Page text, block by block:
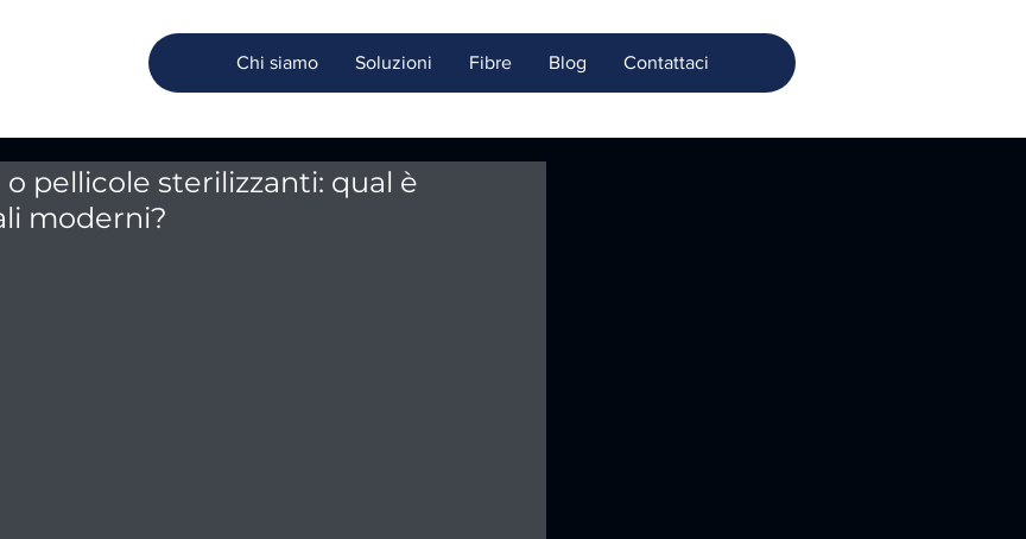
Chi siamo Soluzioni Fibre Blog Contattaci
pellicole sterilizzanti: qual è
moderni?